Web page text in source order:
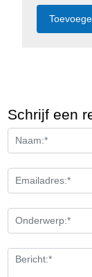
Schrijf een